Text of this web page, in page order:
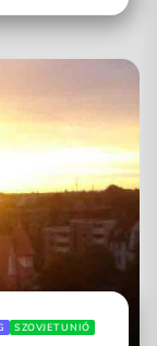
SZOVJETUNIÓ